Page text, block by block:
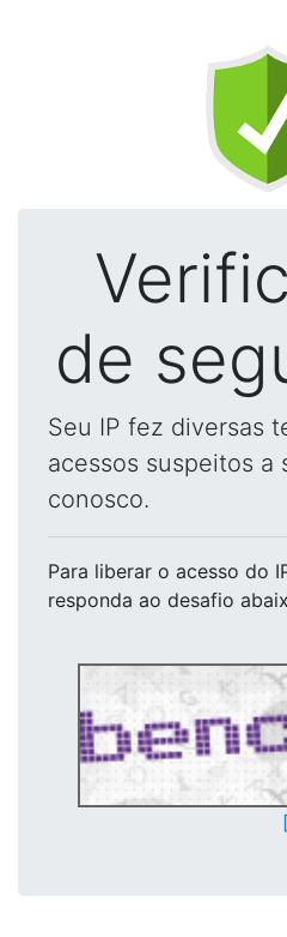
de
Seu IP fez diversas
acessos suspeitos a
conosco.
Para liberar o acesso do
responda ao desafio